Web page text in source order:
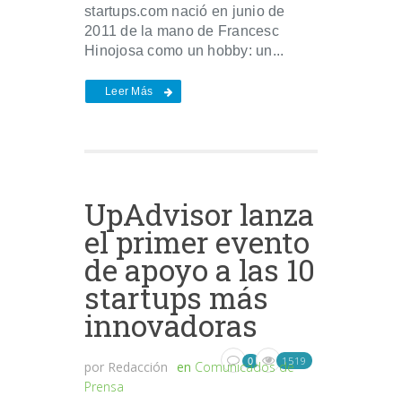
startups.com nació en junio de
2011 de la mano de Francesc
Hinojosa como un hobby: un...
Leer Más
UpAdvisor lanza
el primer evento
de apoyo a las 10
startups más
innovadoras
por Redacción en Comunicados de
Prensa
0 1519